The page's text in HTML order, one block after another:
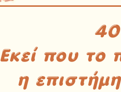
Εκεί που το
η